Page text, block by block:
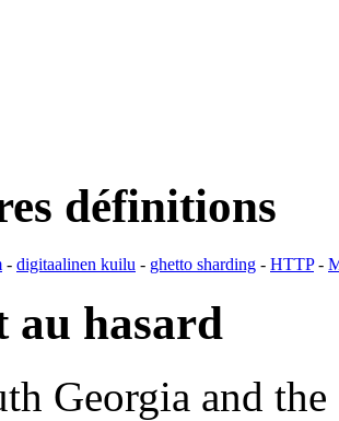
définitions
- digitaalinen kuilu - ghetto sharding - HTTP-
au hasard
Georgia and